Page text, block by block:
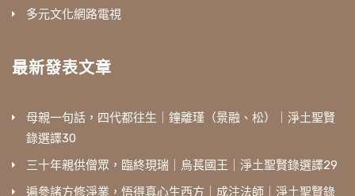
多元文化網路電視
最新發表文章
母親一句話，四代都往生｜鐘離瑾（景融、松）｜淨土聖賢
錄選譯30
三十年親供僧眾，臨終現瑞｜烏萇國王｜淨土聖賢錄選譯29
遍參諸方修淨業，悟得真心生西方｜成注法師｜淨土聖賢錄